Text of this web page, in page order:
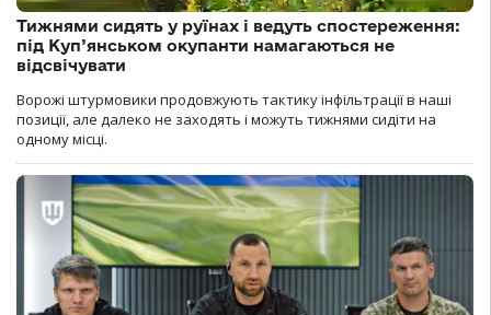
Тижнями сидять у руїнах і ведуть спостереження:
під Куп’янськом окупанти намагаються не
відсвічувати
Ворожі штурмовики продовжують тактику інфільтрації в наші
позиції, але далеко не заходять і можуть тижнями сидіти на
одному місці.